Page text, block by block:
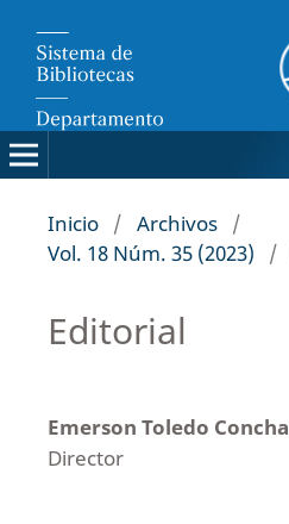
Inicio / Archivos /
Vol. 18 Núm. 35 (2023)
/
Editorial
Emerson Toledo Concha
Director